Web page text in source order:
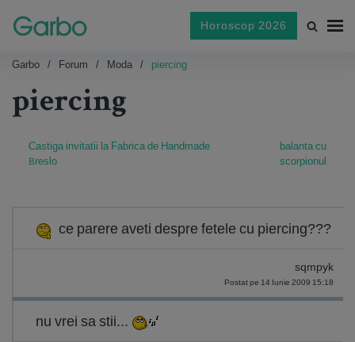
Horoscop 2026
Garbo Forum Moda piercing
piercing
Castiga invitatii la Fabrica de Handmade
Breslo
balanta cu
scorpionul
ce parere aveti despre fetele cu piercing???
sqmpyk
Postat pe 14 Iunie 2009 15:18
nu vrei sa stii...